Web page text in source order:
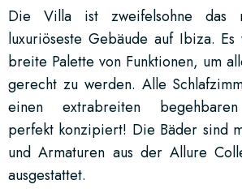
Die Villa ist zweifelsohne das
luxuriöseste Gebäude auf Ibiza.
breite Palette von Funktionen, um
gerecht zu werden. Alle
einen extrabreiten begehbaren
perfekt konzipiert! Die Bäder sind
und Armaturen aus der Allure
ausgestattet.